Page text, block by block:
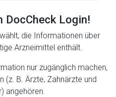
DocCheck Login!
die Informationen über
Arzneimittel enthält.
nur zugänglich machen,
(z. B. Ärzte, Zahnärzte und
angehören.
rote-liste.de Zur Seite